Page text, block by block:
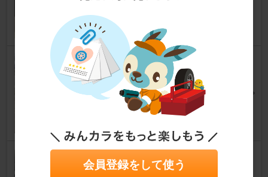
不明 デイトナホイール
ジムニー [JB64W]
HYKKSさん
29
0
スズキ(純正) 革巻シフトノブ
ジムニー [JB64W]
会員登録をして使う